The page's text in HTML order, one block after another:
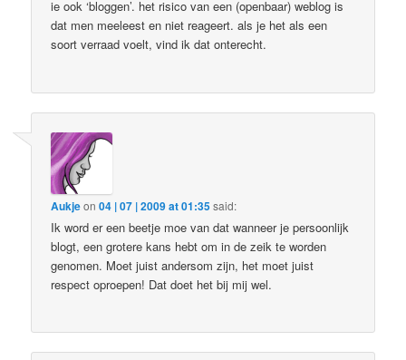
ie ook ‘bloggen’. het risico van een (openbaar) weblog is
dat men meeleest en niet reageert. als je het als een
soort verraad voelt, vind ik dat onterecht.
Aukjeon04 | 07 | 2009 at 01:35said:
Ik word er een beetje moe van dat wanneer je persoonlijk
blogt, een grotere kans hebt om in de zeik te worden
genomen. Moet juist andersom zijn, het moet juist
respect oproepen! Dat doet het bij mij wel.